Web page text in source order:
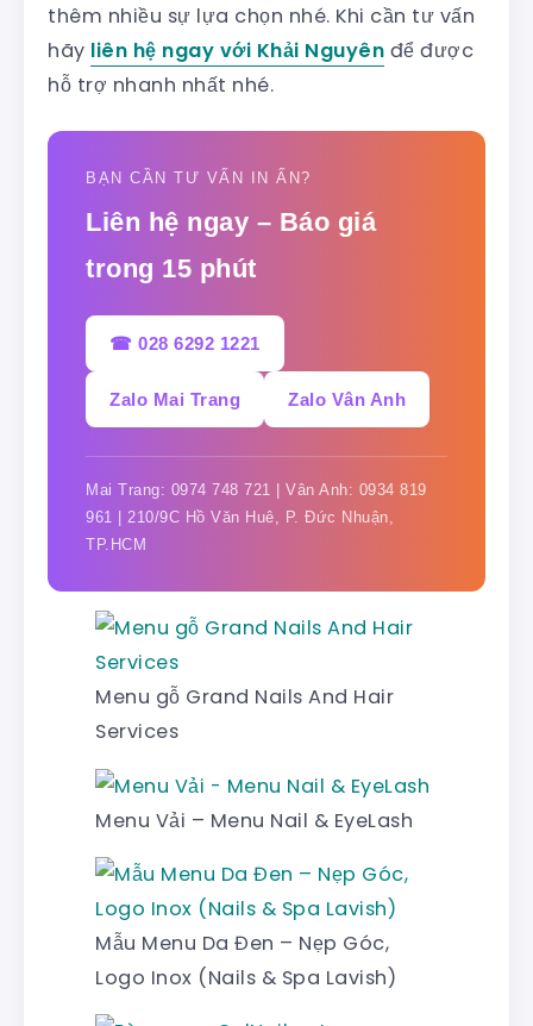
thêm nhiều sự lựa chọn nhé. Khi cần tư vấn
hãy liên hệ ngay với Khải Nguyên để được
hỗ trợ nhanh nhất nhé.
BẠN CẦN TƯ VẤN IN ẤN?
Liên hệ ngay – Báo giá
trong 15 phút
☎ 028 6292 1221
Zalo Mai Trang Zalo Vân Anh
Mai Trang: 0974 748 721 | Vân Anh: 0934 819
961 | 210/9C Hồ Văn Huê, P. Đức Nhuận,
TP.HCM
Menu gỗ Grand Nails And Hair
Services
Menu Vải – Menu Nail & EyeLash
Mẫu Menu Da Đen – Nẹp Góc,
Logo Inox (Nails & Spa Lavish)